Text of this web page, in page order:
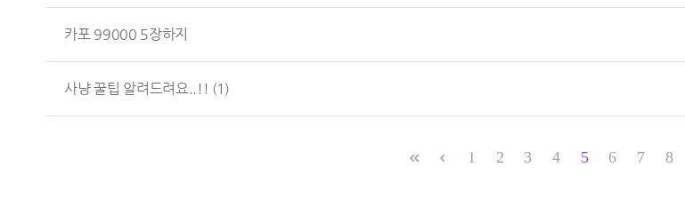
카포 99000 5장하지
사냥 꿀팁 알려드려요..!! (1)
1 2 3 4 5 6 7 8